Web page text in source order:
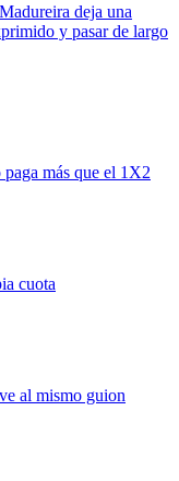
deja una
y pasar de largo
más que el 1X2
cuota
al mismo guion